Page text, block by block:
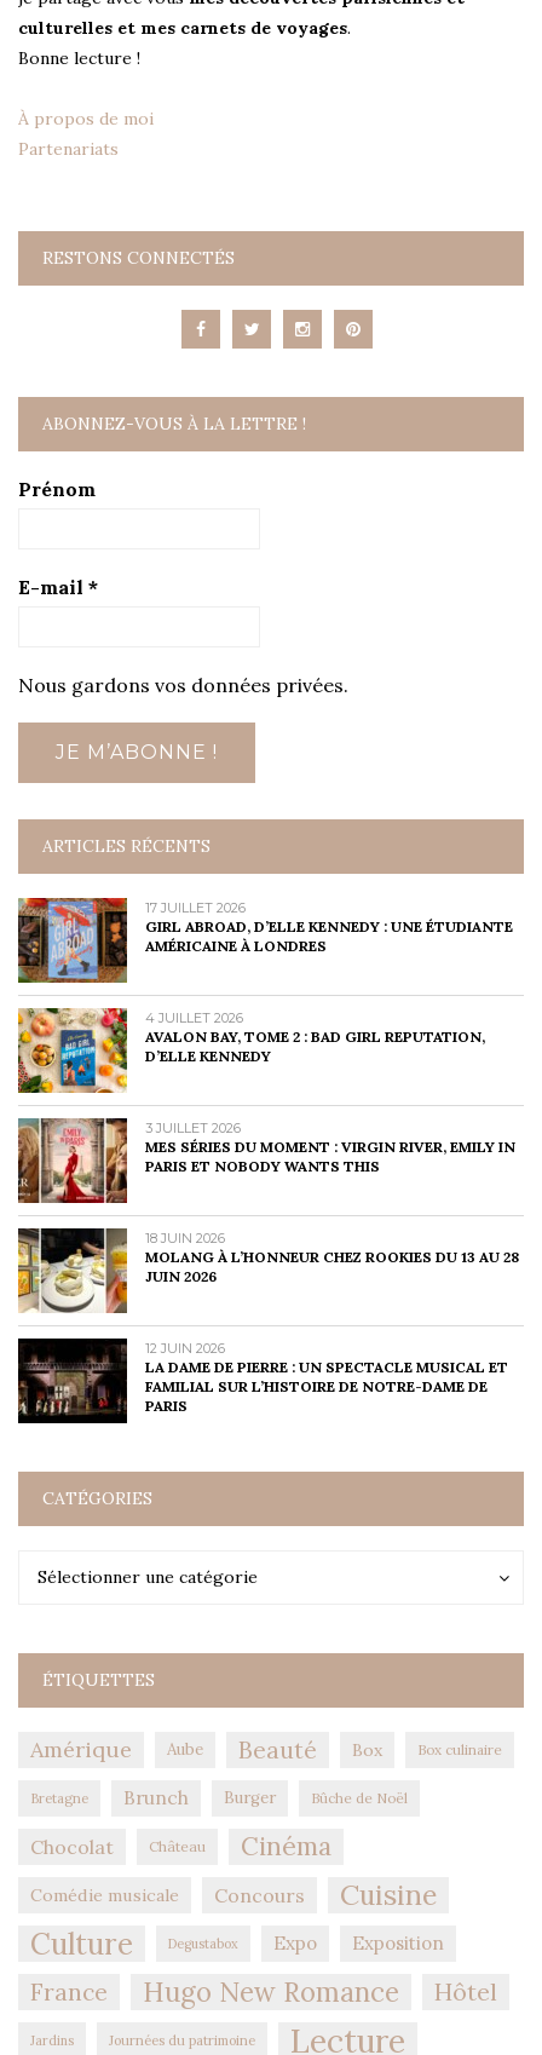
culturelles et mes carnets de voyages.
Bonne lecture !
À propos de moi
Partenariats
RESTONS CONNECTÉS
ABONNEZ-VOUS À LA LETTRE !
Prénom
E-mail *
Nous gardons vos données privées.
ARTICLES RÉCENTS
17 JUILLET 2026
GIRL ABROAD, D’ELLE KENNEDY : UNE ÉTUDIANTE
AMÉRICAINE À LONDRES
4 JUILLET 2026
AVALON BAY, TOME 2 : BAD GIRL REPUTATION,
D’ELLE KENNEDY
3 JUILLET 2026
MES SÉRIES DU MOMENT : VIRGIN RIVER, EMILY IN
PARIS ET NOBODY WANTS THIS
18 JUIN 2026
MOLANG À L’HONNEUR CHEZ ROOKIES DU 13 AU 28
JUIN 2026
12 JUIN 2026
LA DAME DE PIERRE : UN SPECTACLE MUSICAL ET
FAMILIAL SUR L’HISTOIRE DE NOTRE-DAME DE
PARIS
CATÉGORIES
Sélectionner une catégorie
ÉTIQUETTES
Amérique Aube Beauté Box Box culinaire
Bretagne Brunch Burger Bûche de Noël
Chocolat Château Cinéma
Comédie musicale Concours Cuisine
Culture Degustabox Expo Exposition
France Hugo New Romance Hôtel
Jardins Journées du patrimoine Lecture